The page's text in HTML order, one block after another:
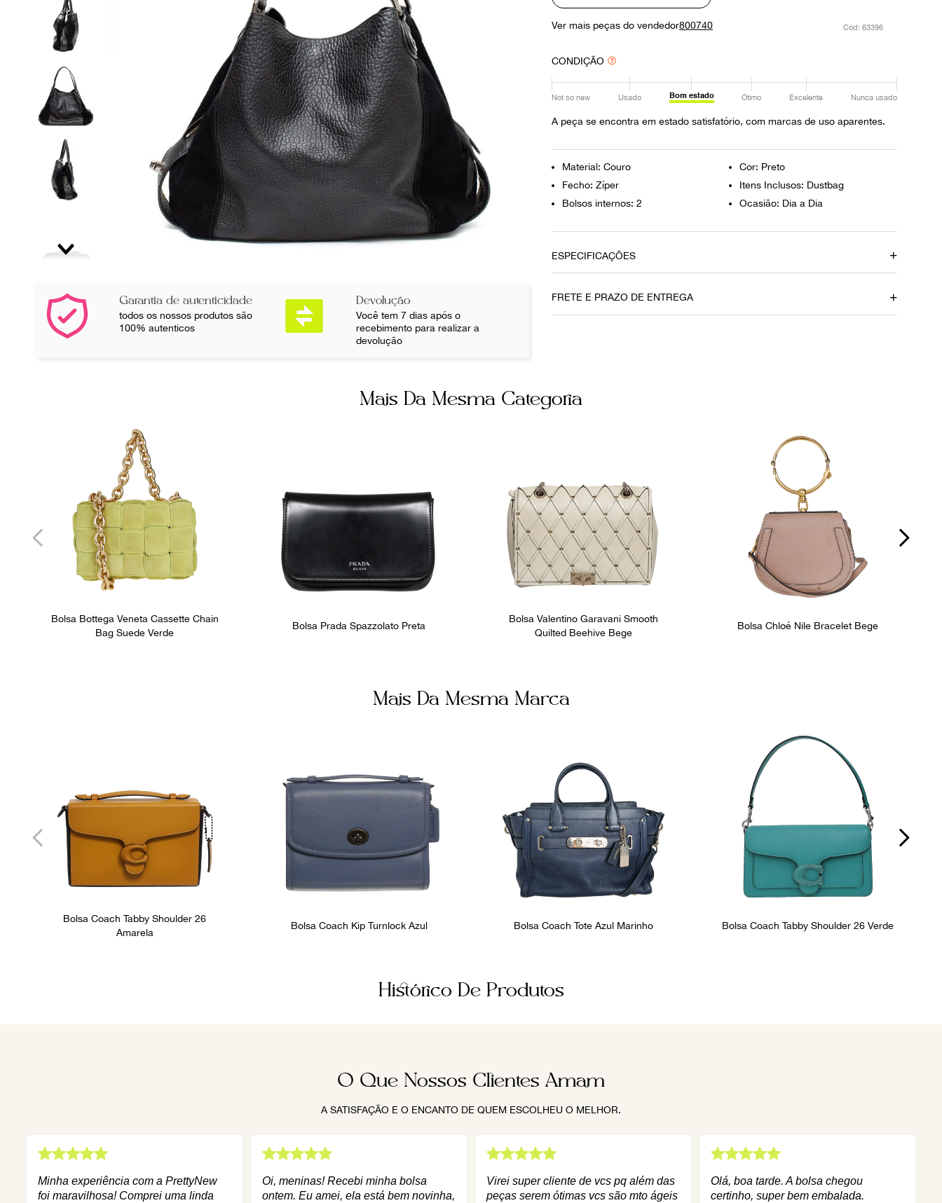
Garantia de autenticidade
todos os nossos produtos são
100% autenticos
Devolução
Você tem 7 dias após o
recebimento para realizar a
devolução
Ver mais peças do vendedor800740 : 63396
CONDIÇÃO
Not so new Usado Bom estado Ótimo Excelente Nunca usado
A peça se encontra em estado satisfatório, com marcas de uso aparentes.
Material: Couro
Cor: Preto
Fecho: Zíper
Itens Inclusos: Dustbag
Bolsos internos: 2
Ocasião: Dia a Dia
ESPECIFICAÇÕES
07122020
Dustbag
Dia a Dia
FRETE E PRAZO DE ENTREGA
Mais Da Mesma Categoria
Bolsa Bottega Veneta Cassette Chain
Bag Suede Verde
Bolsa Prada Spazzolato Preta
Bolsa Valentino Garavani Smooth
Quilted Beehive Bege
Bolsa Chloé Nile Bracelet Bege
Mais Da Mesma Marca
Bolsa Coach Tabby Shoulder 26
Amarela
Bolsa Coach Kip Turnlock Azul Bolsa Coach Tote Azul Marinho Bolsa Coach Tabby Shoulder 26 Verde
Histórico De Produtos
O Que Nossos Clientes Amam
A SATISFAÇÃO E O ENCANTO DE QUEM ESCOLHEU O MELHOR.
Minha experiência com a PrettyNew
foi maravilhosa! Comprei uma linda
Oi, meninas! Recebi minha bolsa
ontem. Eu amei, ela está bem novinha,
Virei super cliente de vcs pq além das
peças serem ótimas vcs são mto ágeis
Olá, boa tarde. A bolsa chegou
certinho, super bem embalada.